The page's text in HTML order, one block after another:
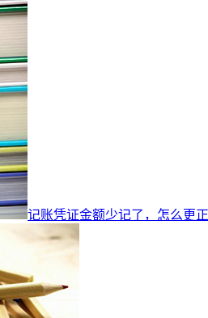
记账凭证金额少记了，怎么更